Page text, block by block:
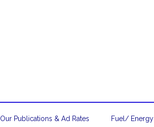
Our Publications & Ad Rates Fuel/ Energy